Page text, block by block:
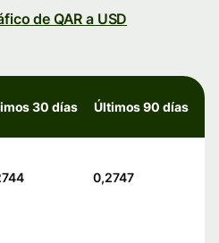
de QAR a USD
30 días Últimos 90 días
0,2747